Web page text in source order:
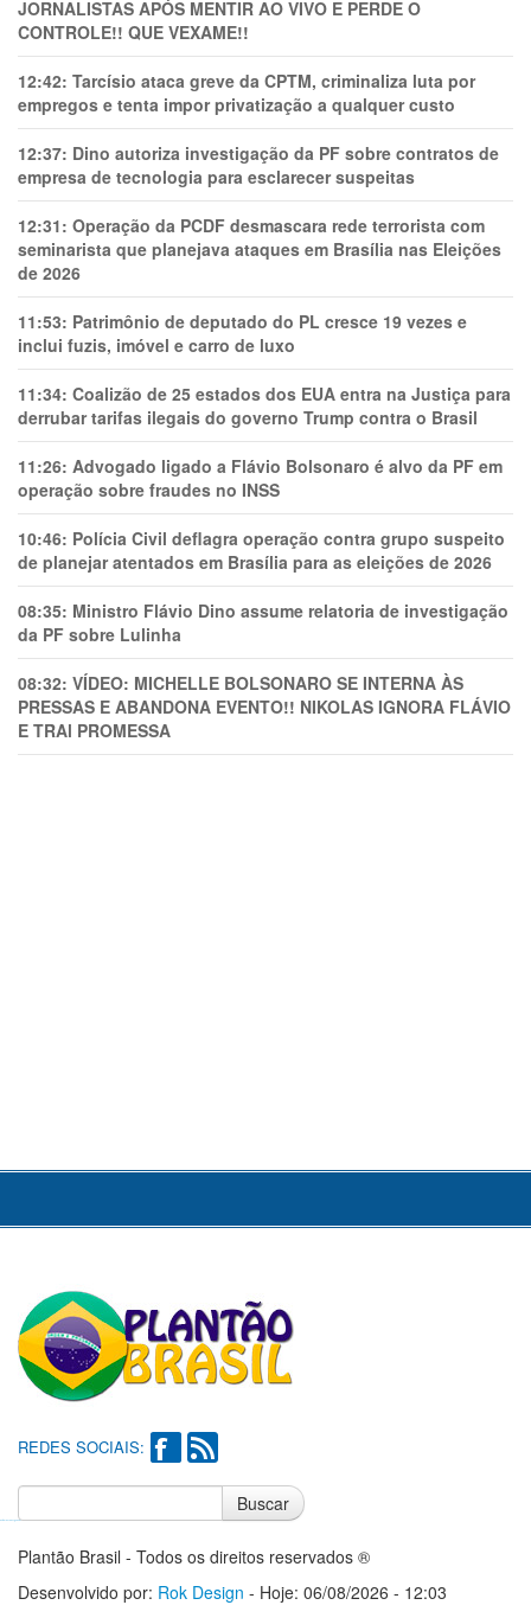
JORNALISTAS APÓS MENTIR AO VIVO E PERDE O
CONTROLE!! QUE VEXAME!!
12:42: Tarcísio ataca greve da CPTM, criminaliza luta por
empregos e tenta impor privatização a qualquer custo
12:37: Dino autoriza investigação da PF sobre contratos de
empresa de tecnologia para esclarecer suspeitas
12:31: Operação da PCDF desmascara rede terrorista com
seminarista que planejava ataques em Brasília nas Eleições
de 2026
11:53: Patrimônio de deputado do PL cresce 19 vezes e
inclui fuzis, imóvel e carro de luxo
11:34: Coalizão de 25 estados dos EUA entra na Justiça para
derrubar tarifas ilegais do governo Trump contra o Brasil
11:26: Advogado ligado a Flávio Bolsonaro é alvo da PF em
operação sobre fraudes no INSS
10:46: Polícia Civil deflagra operação contra grupo suspeito
de planejar atentados em Brasília para as eleições de 2026
08:35: Ministro Flávio Dino assume relatoria de investigação
da PF sobre Lulinha
08:32: VÍDEO: MICHELLE BOLSONARO SE INTERNA ÀS
PRESSAS E ABANDONA EVENTO!! NIKOLAS IGNORA FLÁVIO
E TRAl PROMESSA
REDES SOCIAIS:
Buscar
Plantão Brasil - Todos os direitos reservados ®
Desenvolvido por: Rok Design - Hoje: 06/08/2026 - 12:03